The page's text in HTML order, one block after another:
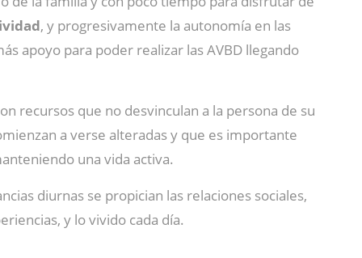
, y progresivamente la autonomía en las
apoyo para poder realizar las AVBD llegando
recursos que no desvinculan a la persona de su
a verse alteradas y que es importante
una vida activa.
diurnas se propician las relaciones sociales,
y lo vivido cada día.